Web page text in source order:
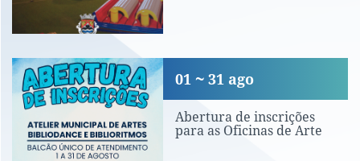
Abertura de inscrições para as
Abertura de inscrições
para as Oficinas de Arte
01 31 ago